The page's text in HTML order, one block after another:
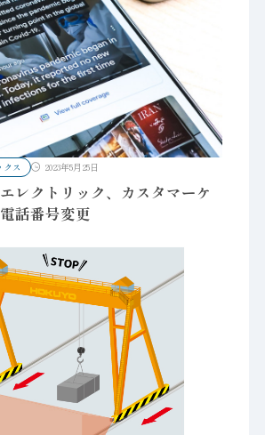
ス 2023年5月25日
レクトリック、カスタマーケ
話番号変更